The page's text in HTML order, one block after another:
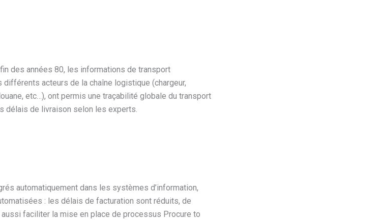
des années 80, les informations de transport
acteurs de la chaîne logistique (chargeur,
etc…), ont permis une traçabilité globale du transport
délais de livraison selon les experts.
automatiquement dans les systèmes d’information,
: les délais de facturation sont réduits, de
faciliter la mise en place de processus Procure to